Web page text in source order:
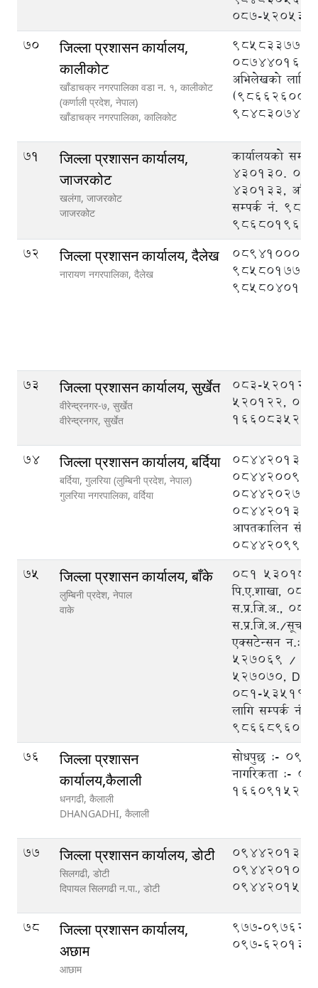
०८७-५२०५३०
70
जिल्ला प्रशासन कार्यालय,
कालीकोट
खाँडाचक्र नगरपालिका वडा न‌‍. १, कालीकाेट
(कर्णाली प्रदेश, नेपाल)
खाँडाचक्र नगरपालिका, कालिकोट
087440162,
अभिलेखको लागि
71
जिल्ला प्रशासन कार्यालय,
जाजरकोट
खलंगा, जाजरकोट
जाजरकोट
कार्यालयको
430130.
430133,
सम्पर्क नं.
9868019604
72
जिल्ला प्रशासन कार्यालय, दैलेख
नारायण नगरपालिका, दैलेख
089410008,
9858040126
73 जिल्ला प्रशासन कार्यालय, सुर्खेत
वीरेन्द्रनगर-७, सुर्खेत
वीरेन्द्रनगर, सुर्खेत
083-
520122,
74 जिल्ला प्रशासन कार्यालय, बर्दिया
बर्दिया, गुलरिया (लुम्बिनी प्रदेश, नेपाल)
गुलरिया नगरपालिका, वर्दिया
084420133,
084420095,
084420276,
084420132,
आपतकालिन
084420999
75
जिल्ला प्रशासन कार्यालय, बाँके
लुम्बिनी प्रदेश, नेपाल
वाके
०८१ ५३०१८८
पि‍.ए.शाखा,
स.प्र.जि.अ.,
स.प्र.जि.अ./सूचना
एक्सटेन्सन न.:
५२७०६९ /
५२७०७०,
०८१-५३५१११,
लागि सम्पर्क नं.
9866896048
76
जिल्ला प्रशासन
कार्यालय,कैलाली
धनगढी, कैलाली
DHANGADHI, कैलाली
सोधपुछ :-
नागरिकता :-
77 जिल्ला प्रशासन कार्यालय, डोटी
सिलगढी, डोटी
दिपायल सिलगढी न.पा., डोटी
094420133,
094420108,
094420151
78
जिल्ला प्रशासन कार्यालय,
अछाम
आछाम
977-
097-620133